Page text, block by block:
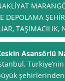
DEPOLAMA
TAŞIMACILIK,
Asansörlü